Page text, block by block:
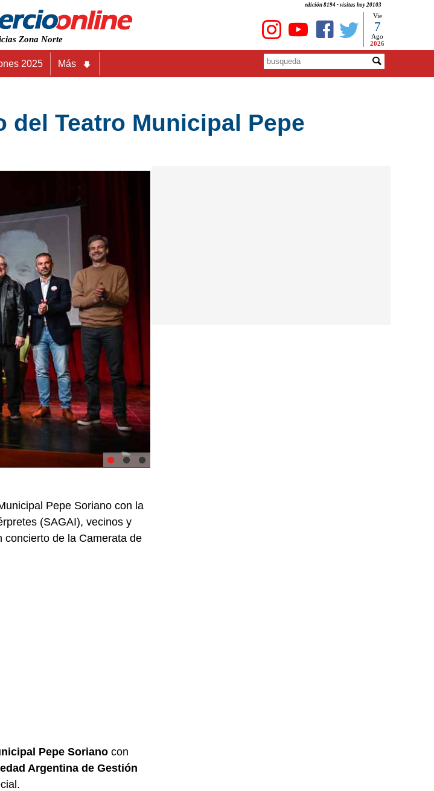
edición 8194 - visitas hoy 20103
Zona Norte
Vie
7
Ago
2026
2025 Más
del Teatro Municipal Pepe
Pepe Soriano con la
(SAGAI), vecinos y
concierto de la Camerata de
Pepe Soriano con
Argentina de Gestión